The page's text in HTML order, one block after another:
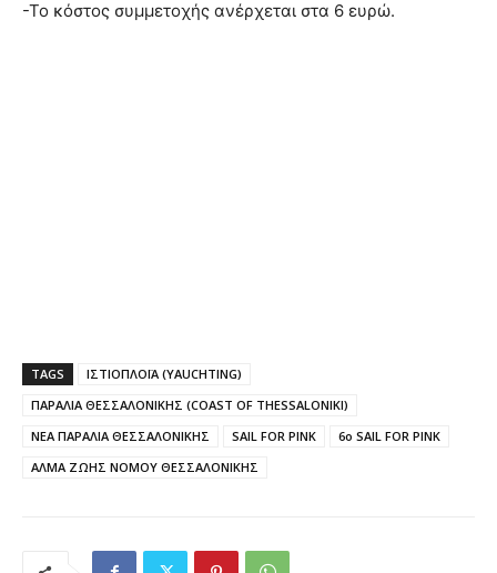
-Το κόστος συμμετοχής ανέρχεται στα 6 ευρώ.
TAGS
ΙΣΤΙΟΠΛΟΪΑ (YAUCHTING)
ΠΑΡΑΛΙΑ ΘΕΣΣΑΛΟΝΙΚΗΣ (COAST OF THESSALONIKI)
ΝΕΑ ΠΑΡΑΛΙΑ ΘΕΣΣΑΛΟΝΙΚΗΣ
SAIL FOR PINK
6o SAIL FOR PINK
ΑΛΜΑ ΖΩΗΣ ΝΟΜΟΥ ΘΕΣΣΑΛΟΝΙΚΗΣ